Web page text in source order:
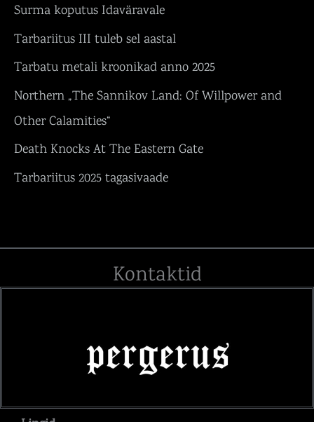
Surma koputus Idaväravale
Tarbariitus III tuleb sel aastal
Tarbatu metali kroonikad anno 2025
Northern „The Sannikov Land: Of Willpower and
Other Calamities“
Death Knocks At The Eastern Gate
Tarbariitus 2025 tagasivaade
Kontaktid